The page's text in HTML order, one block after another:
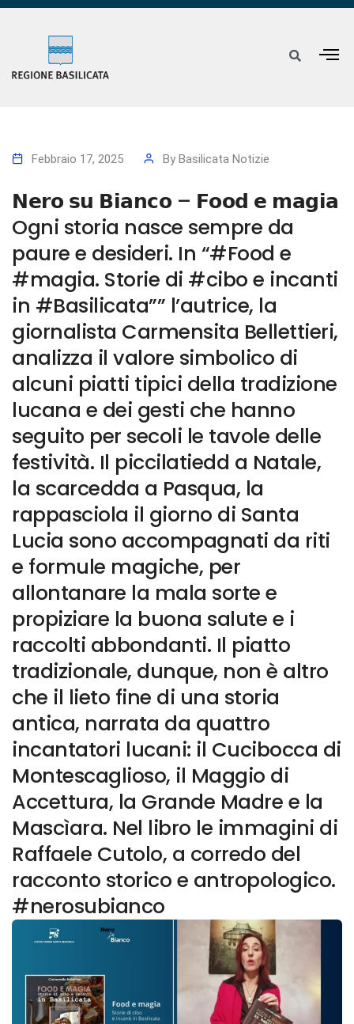
Febbraio 17, 2025 By Basilicata Notizie
𝗡𝗲𝗿𝗼 𝘀𝘂 𝗕𝗶𝗮𝗻𝗰𝗼 – 𝗙𝗼𝗼𝗱 𝗲 𝗺𝗮𝗴𝗶𝗮
Ogni storia nasce sempre da
paure e desideri. In “#Food e
#magia. Storie di #cibo e incanti
in #Basilicata”” l’autrice, la
giornalista Carmensita Bellettieri,
analizza il valore simbolico di
alcuni piatti tipici della tradizione
lucana e dei gesti che hanno
seguito per secoli le tavole delle
festività. Il piccilatiedd a Natale,
la scarcedda a Pasqua, la
rappasciola il giorno di Santa
Lucia sono accompagnati da riti
e formule magiche, per
allontanare la mala sorte e
propiziare la buona salute e i
raccolti abbondanti. Il piatto
tradizionale, dunque, non è altro
che il lieto fine di una storia
antica, narrata da quattro
incantatori lucani: il Cucibocca di
Montescaglioso, il Maggio di
Accettura, la Grande Madre e la
Mascìara. Nel libro le immagini di
Raffaele Cutolo, a corredo del
racconto storico e antropologico.
#nerosubianco